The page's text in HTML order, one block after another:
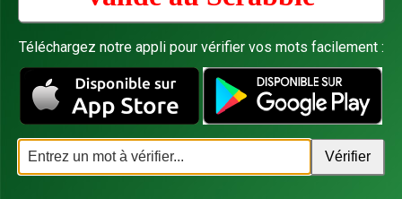
Téléchargez notre appli pour vérifier vos mots facilement :